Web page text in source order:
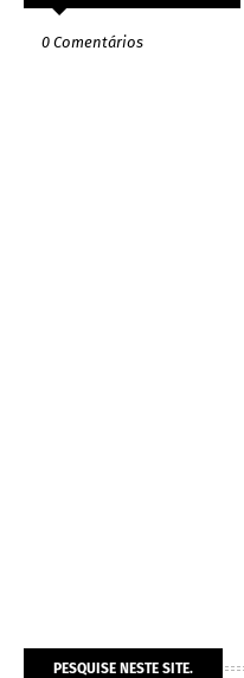
0 Comentários
PESQUISE NESTE SITE.